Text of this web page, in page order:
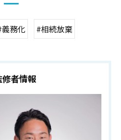
務化 #相続放棄
者情報